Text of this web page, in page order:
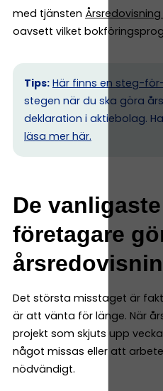
med tjänsten Årsredovisning
oavsett vilket
Tips: Här finns en steg-
stegen när du ska göra
deklaration i aktiebolag.
läsa mer här.
De
företagare
Det största misstaget är
är att vänta för länge. När
projekt som skjuts upp
något missas eller att
nödvändigt.